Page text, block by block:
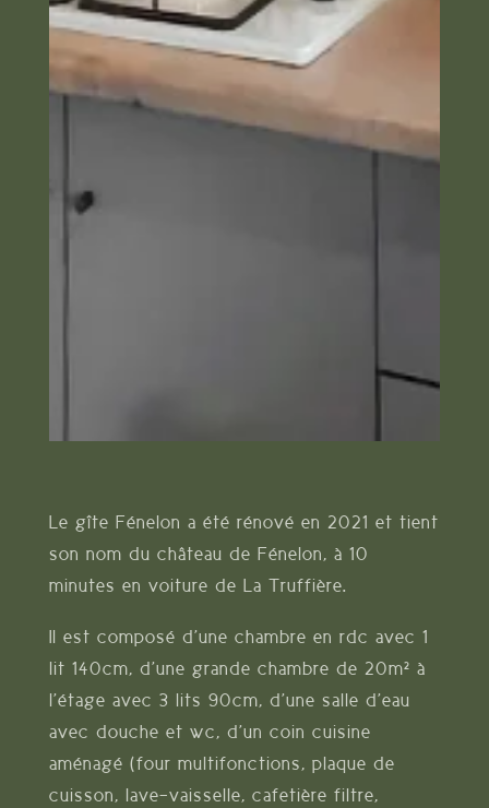
Le gîte Fénelon a été rénové en 2021 et tient
son nom du château de Fénelon, à 10
minutes en voiture de La Truffière.
Il est composé d’une chambre en rdc avec 1
lit 140cm, d’une grande chambre de 20m² à
l’étage avec 3 lits 90cm, d’une salle d’eau
avec douche et wc, d’un coin cuisine
aménagé (four multifonctions, plaque de
cuisson, lave-vaisselle, cafetière filtre,